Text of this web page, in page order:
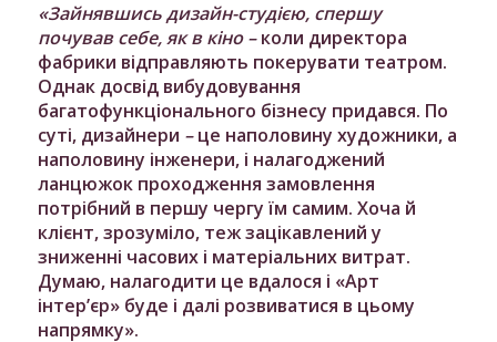
«Зайнявшись дизайн-студією, спершу
почував себе, як в кіно–коли директора
фабрики відправляють покерувати театром.
Однак досвід вибудовування
багатофункціонального бізнесу придався. По
суті, дизайнери –це наполовину художники, а
наполовину інженери, і налагоджений
ланцюжок проходження замовлення
потрібний в першу чергу їм самим. Хоча й
клієнт, зрозуміло, теж зацікавлений у
зниженні часових і матеріальних витрат.
Думаю, налагодити це вдалося і «Арт
інтер’єр» буде і далі розвиватися в цьому
напрямку».